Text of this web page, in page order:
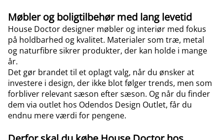
Møbler og boligtilbehør med lang levetid
House Doctor designer møbler og interiør med fokus
på holdbarhed og kvalitet. Materialer som træ, metal
og naturfibre sikrer produkter, der kan holde i mange
år.
Det gør brandet til et oplagt valg, når du ønsker at
investere i design, der ikke blot følger trends, men som
forbliver relevant sæson efter sæson. Og når du finder
dem via outlet hos Odendos Design Outlet, får du
endnu mere værdi for pengene.